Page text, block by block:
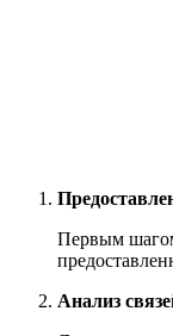
Первым
Анализ